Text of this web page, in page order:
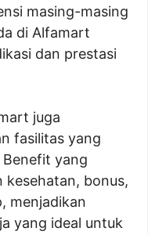
masing-masing
di Alfamart
dan prestasi
juga
fasilitas yang
yang
kesehatan, bonus,
menjadikan
yang ideal untuk